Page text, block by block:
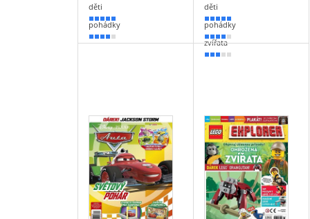
děti
100 %
pohádky
80 %
děti
90 %
pohádky
70 %
zvířata
60 %